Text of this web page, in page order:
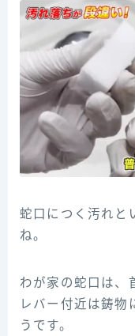
蛇口につく汚れと
ね。
わが家の蛇口は、
レバー付近は鋳物
うです。